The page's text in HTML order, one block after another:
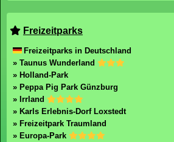
Freizeitparks
Freizeitparks in Deutschland
» Taunus Wunderland
» Holland-Park
» Peppa Pig Park Günzburg
» Irrland
» Karls Erlebnis-Dorf Loxstedt
» Freizeitpark Traumland
» Europa-Park